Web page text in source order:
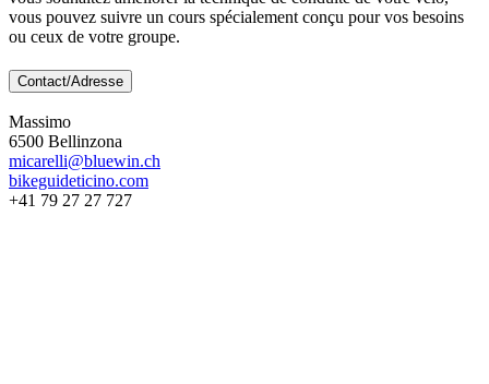
vous pouvez suivre un cours spécialement conçu pour vos besoins
ou ceux de votre groupe.
Contact/Adresse
Massimo
6500 Bellinzona
micarelli@bluewin.ch
bikeguideticino.com
+41 79 27 27 727